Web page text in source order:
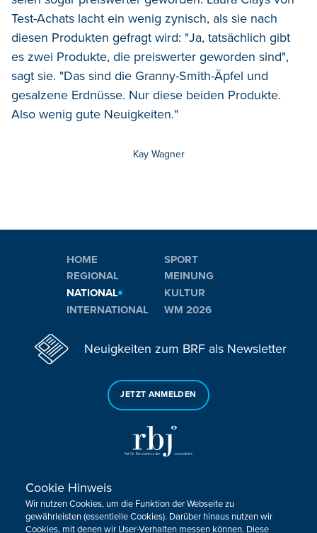
Test-Achats lacht ein wenig zynisch, als sie nach
diesen Produkten gefragt wird: "Ja, tatsächlich gibt
es zwei Produkte, die preiswerter geworden sind",
sagt sie. "Das sind die Granny-Smith-Äpfel und
gesalzene Erdnüsse. Nur diese beiden Produkte.
Also wenig gute Neuigkeiten."
Kay Wagner
HOME
REGIONAL
NATIONAL
INTERNATIONAL
SPORT
MEINUNG
KULTUR
WM 2026
Neuigkeiten zum BRF als Newsletter
JETZT ANMELDEN
Sie haben noch Fragen oder Anmerkungen?
KONTAKTIEREN SIE UNS!
Cookie Hinweis
Wir nutzen Cookies, um die Funktion der Webseite zu
gewährleisten (essentielle Cookies). Darüber hinaus nutzen wir
Cookies, mit denen wir User-Verhalten messen können. Diese